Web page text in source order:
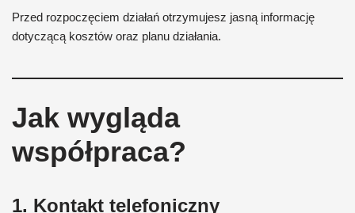
Przed rozpoczęciem działań otrzymujesz jasną informację
dotyczącą kosztów oraz planu działania.
Jak wygląda
współpraca?
1. Kontakt telefoniczny